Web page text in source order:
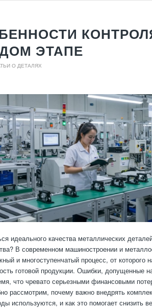
ЭТАПЕ
О ДЕТАЛЯХ
идеального качества металлических
В современном машиностроении и
и многоступенчатый процесс, от которого
готовой продукции. Ошибки, допущенные
что чревато серьезными финансовыми
рассмотрим, почему важно внедрять
используются, и как это помогает снизить